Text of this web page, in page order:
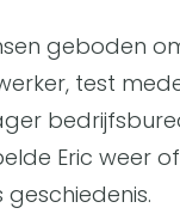
geboden
test
Eric weer